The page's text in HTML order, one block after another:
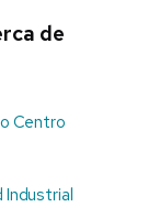
de
Centro
Industrial